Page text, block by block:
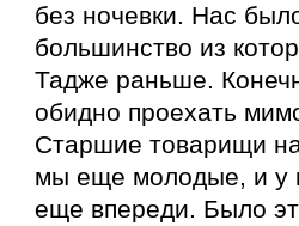
без ночевки. Нас
большинство из
Тадже раньше.
обидно проехать
Старшие товарищи
мы еще молодые, и у
еще впереди. Было